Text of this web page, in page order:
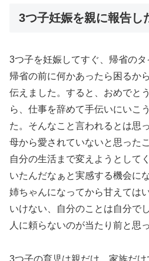
3つ子妊娠を親に報告し
3つ子を妊娠してすぐ、帰省のタ
帰省の前に何かあったら困るか
伝えました。すると、おめでと
ら、仕事を辞めて手伝いにいこ
た。そんなこと言われるとは思
母から愛されていないと思った
自分の生活まで変えようとして
いたんだなぁと実感する機会に
姉ちゃんになってから甘えては
いけない、自分のことは自分で
人に頼らないのが当たり前と思
3つ子の育児は親だけ、家族だけ